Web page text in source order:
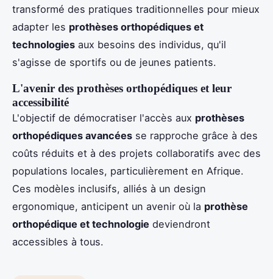
transformé des pratiques traditionnelles pour mieux
adapter les prothèses orthopédiques et
technologies aux besoins des individus, qu'il
s'agisse de sportifs ou de jeunes patients.
L'avenir des prothèses orthopédiques et leur
accessibilité
L'objectif de démocratiser l'accès aux prothèses
orthopédiques avancées se rapproche grâce à des
coûts réduits et à des projets collaboratifs avec des
populations locales, particulièrement en Afrique.
Ces modèles inclusifs, alliés à un design
ergonomique, anticipent un avenir où la prothèse
orthopédique et technologie deviendront
accessibles à tous.